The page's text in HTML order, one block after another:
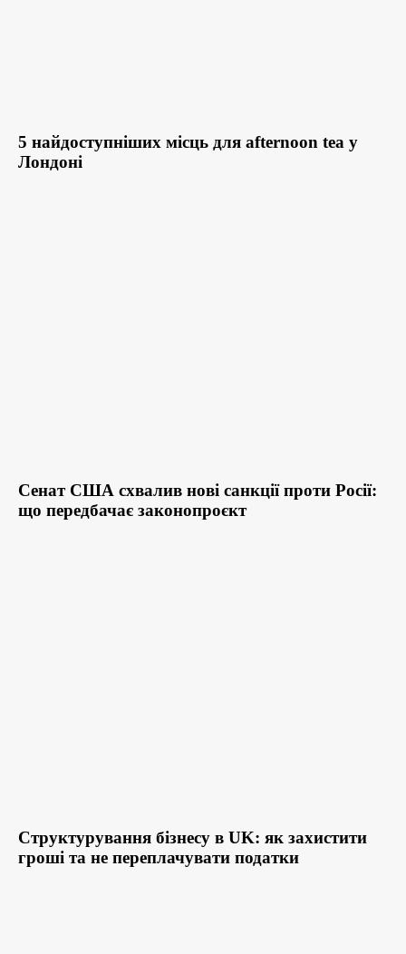
5 найдоступніших місць для afternoon tea у
Лондоні
Сенат США схвалив нові санкції проти Росії:
що передбачає законопроєкт
Структурування бізнесу в UK: як захистити
гроші та не переплачувати податки